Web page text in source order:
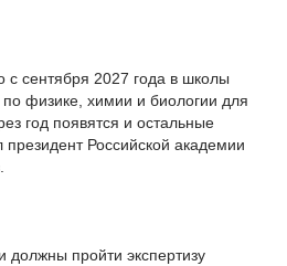
с сентября 2027 года в школы
по физике, химии и биологии для
год появятся и остальные
Российской академии
должны пройти экспертизу